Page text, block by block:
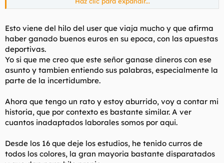
En mi caso yo estoy mucho mas agusto como vivo ahora a
me llegase a dejar mi novia lo único que tengo es una casa en
Madrid y unos pocos euros en la cuenta.
Esto viene del hilo del user que viaja mucho y que afirma
haber ganado buenos euros en su epoca, con las apuestas
deportivas.
Yo si que me creo que este señor ganase dineros con ese
asunto y tambien entiendo sus palabras, especialmente la
parte de la incertidumbre.
Ahora que tengo un rato y estoy aburrido, voy a contar mi
historia, que por contexto es bastante similar. A ver
cuantos inadaptados laborales somos por aqui.
Desde los 16 que deje los estudios, he tenido curros de
todos los colores, la gran mayoria bastante disparatados